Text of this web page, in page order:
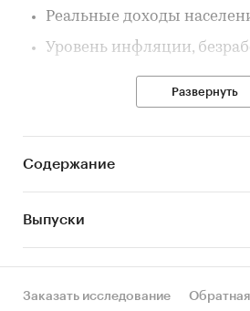
Реальные доходы
Уровень инфляции,
по итогам 1 полугодия
компаративном ключе.
Статистические данные
Источники:
Развернуть
Содержание
Выпуски
Заказать исследование
Обратная